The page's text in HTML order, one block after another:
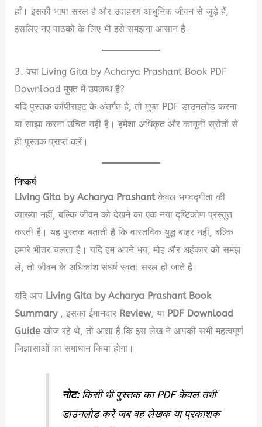
हाँ। इसकी भाषा सरल है और उदाहरण आधुनिक जीवन से जुड़े हैं,
इसलिए नए पाठकों के लिए भी इसे समझना आसान है।
3. क्या Living Gita by Acharya Prashant Book PDF
Download मुफ्त में उपलब्ध है?
यदि पुस्तक कॉपीराइट के अंतर्गत है, तो मुफ्त PDF डाउनलोड करना
या साझा करना उचित नहीं है। हमेशा अधिकृत और कानूनी स्रोतों से
ही पुस्तक प्राप्त करें।
निष्कर्ष
Living Gita by Acharya Prashantकेवल भगवद्गीता की
व्याख्या नहीं, बल्कि जीवन को देखने का एक नया दृष्टिकोण प्रस्तुत
करती है। यह पुस्तक बताती है कि वास्तविक युद्ध बाहर नहीं, बल्कि
हमारे भीतर चलता है। यदि हम अपने भय, मोह और अहंकार को समझ
लें, तो जीवन के अधिकांश संघर्ष स्वतः सरल हो जाते हैं।
यदि आप Living Gita by Acharya Prashant Book
Summary , इसका ईमानदार Review, या PDF Download
Guide खोज रहे थे, तो आशा है कि इस लेख ने आपकी सभी महत्वपूर्ण
जिज्ञासाओं का समाधान किया होगा।
नोट:किसी भी पुस्तक का PDF केवल तभी
डाउनलोड करें जब वह लेखक या प्रकाशक